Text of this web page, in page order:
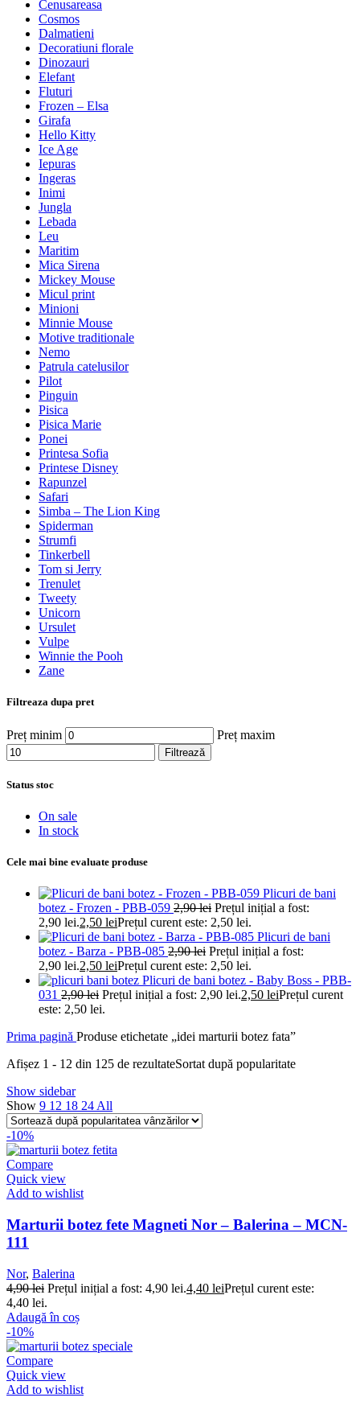
Cenusareasa
Cosmos
Dalmatieni
Decoratiuni florale
Dinozauri
Elefant
Fluturi
Frozen – Elsa
Girafa
Hello Kitty
Ice Age
Iepuras
Ingeras
Inimi
Jungla
Lebada
Leu
Maritim
Mica Sirena
Mickey Mouse
Micul print
Minioni
Minnie Mouse
Motive traditionale
Nemo
Patrula catelusilor
Pilot
Pinguin
Pisica
Pisica Marie
Ponei
Printesa Sofia
Printese Disney
Rapunzel
Safari
Simba – The Lion King
Spiderman
Strumfi
Tinkerbell
Tom si Jerry
Trenulet
Tweety
Unicorn
Ursulet
Vulpe
Winnie the Pooh
Zane
Filtreaza dupa pret
Preț minim Preț maxim
Filtrează
Status stoc
On sale
In stock
Cele mai bine evaluate produse
Plicuri de bani
botez - Frozen - PBB-059 2,90lei Prețul inițial a fost:
2,90 lei.2,50 leiPrețul curent este: 2,50 lei.
Plicuri de bani
botez - Barza - PBB-085 2,90lei Prețul inițial a fost:
2,90 lei.2,50 leiPrețul curent este: 2,50 lei.
Plicuri de bani botez - Baby Boss - PBB-
031 2,90lei Prețul inițial a fost: 2,90 lei.2,50 leiPrețul curent
este: 2,50 lei.
Prima pagină Produse etichetate „idei marturii botez fata”
Afișez 1 - 12 din 125 de rezultateSortat după popularitate
Show sidebar
Show 9 12 18 24 All
-10%
Compare
Quick view
Add to wishlist
Marturii botez fete Magneti Nor – Balerina – MCN-
111
Nor, Balerina
4,90lei Prețul inițial a fost: 4,90 lei.4,40 leiPrețul curent este:
4,40 lei.
Adaugă în coș
-10%
Compare
Quick view
Add to wishlist